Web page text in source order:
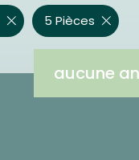
aucune
5 Pièces